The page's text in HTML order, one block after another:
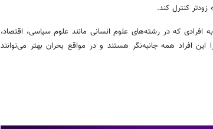
کنترل کند.
افرادی که در رشته‌های علوم انسانی مانند علوم سیاسی، اقتصاد،
این افراد همه جانبه‌نگر هستند و در مواقع بحران بهتر می‌توانند